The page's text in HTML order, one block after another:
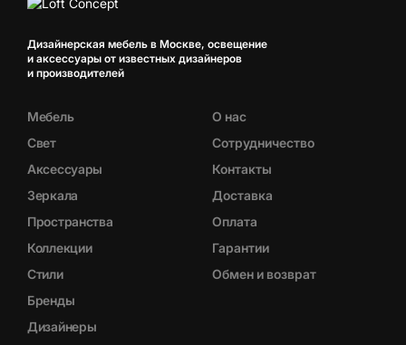
Дизайнерская мебель в Москве, освещение
и аксессуары от известных дизайнеров
и производителей
Мебель
Свет
Аксессуары
Зеркала
Пространства
Коллекции
Стили
Бренды
Дизайнеры
О нас
Сотрудничество
Контакты
Доставка
Оплата
Гарантии
Обмен и возврат